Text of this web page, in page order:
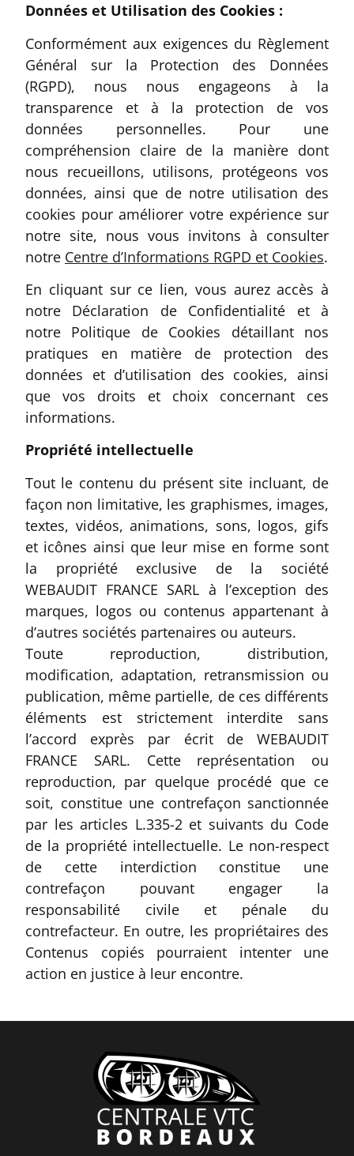
Données et Utilisation des Cookies :
Conformément aux exigences du Règlement
Général sur la Protection des Données
(RGPD), nous nous engageons à la
transparence et à la protection de vos
données personnelles. Pour une
compréhension claire de la manière dont
nous recueillons, utilisons, protégeons vos
données, ainsi que de notre utilisation des
cookies pour améliorer votre expérience sur
notre site, nous vous invitons à consulter
notre Centre d’Informations RGPD et Cookies.
En cliquant sur ce lien, vous aurez accès à
notre Déclaration de Confidentialité et à
notre Politique de Cookies détaillant nos
pratiques en matière de protection des
données et d’utilisation des cookies, ainsi
que vos droits et choix concernant ces
informations.
Propriété intellectuelle
Tout le contenu du présent site incluant, de
façon non limitative, les graphismes, images,
textes, vidéos, animations, sons, logos, gifs
et icônes ainsi que leur mise en forme sont
la propriété exclusive de la société
WEBAUDIT FRANCE SARL à l’exception des
marques, logos ou contenus appartenant à
d’autres sociétés partenaires ou auteurs.
Toute reproduction, distribution,
modification, adaptation, retransmission ou
publication, même partielle, de ces différents
éléments est strictement interdite sans
l’accord exprès par écrit de WEBAUDIT
FRANCE SARL. Cette représentation ou
reproduction, par quelque procédé que ce
soit, constitue une contrefaçon sanctionnée
par les articles L.335-2 et suivants du Code
de la propriété intellectuelle. Le non-respect
de cette interdiction constitue une
contrefaçon pouvant engager la
responsabilité civile et pénale du
contrefacteur. En outre, les propriétaires des
Contenus copiés pourraient intenter une
action en justice à leur encontre.